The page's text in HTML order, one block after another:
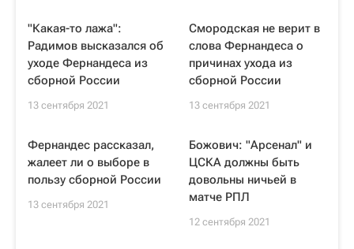
"Какая-то лажа":
Радимов высказался об
уходе Фернандеса из
сборной России
13 сентября 2021
Смородская не верит в
слова Фернандеса о
причинах ухода из
сборной России
13 сентября 2021
Фернандес рассказал,
жалеет ли о выборе в
пользу сборной России
13 сентября 2021
Божович: "Арсенал" и
ЦСКА должны быть
довольны ничьей в
матче РПЛ
12 сентября 2021